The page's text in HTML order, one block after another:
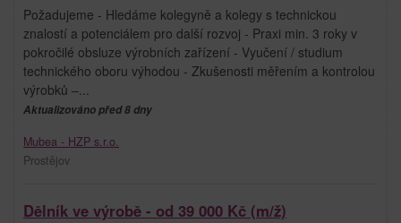
Požadujeme - Hledáme kolegyně a kolegy s technickou
znalostí a potenciálem pro další rozvoj - Praxi min. 3 roky v
pokročilé obsluze výrobních zařízení - Vyučení / studium
technického oboru výhodou - Zkušenosti měřením a kontrolou
výrobků –...
Aktualizováno před 8 dny
Mubea - HZP s.r.o.
Prostějov
Dělník ve výrobě - od 39 000 Kč (m/ž)